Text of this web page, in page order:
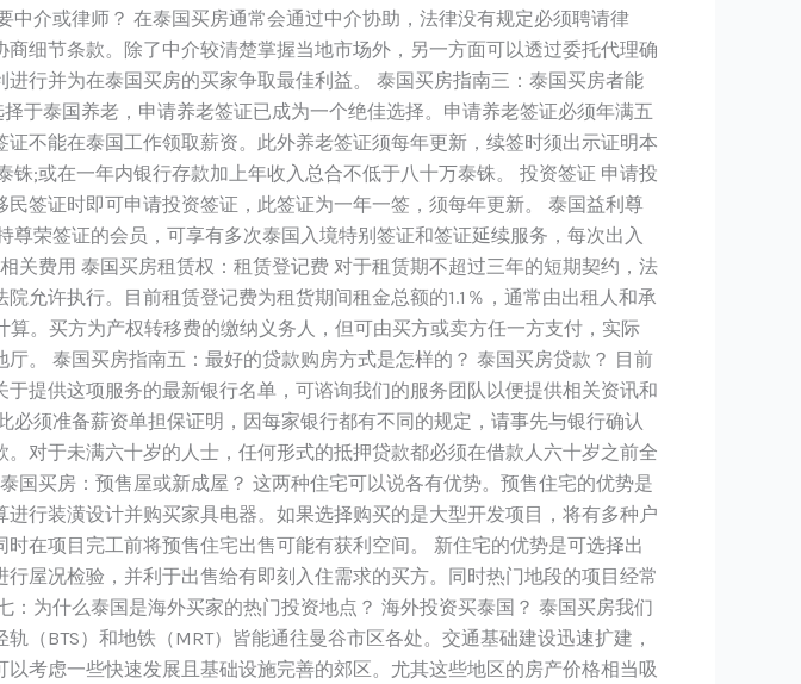
介或律师？ 在泰国买房通常会通过中介协助，法律没有规定必须聘请律
细节条款。除了中介较清楚掌握当地市场外，另一方面可以透过委托代理确
行并为在泰国买房的买家争取最佳利益。 泰国买房指南三：泰国买房者能
于泰国养老，申请养老签证已成为一个绝佳选择。申请养老签证必须年满五
不能在泰国工作领取薪资。此外养老签证须每年更新，续签时须出示证明本
;或在一年内银行存款加上年收入总合不低于八十万泰铢。 投资签证 申请投
签证时即可申请投资签证，此签证为一年一签，须每年更新。 泰国益利尊
荣签证的会员，可享有多次泰国入境特别签证和签证延续服务，每次出入
费用 泰国买房租赁权：租赁登记费 对于租赁期不超过三年的短期契约，法
允许执行。目前租赁登记费为租货期间租金总额的1.1％，通常由出租人和承
。买方为产权转移费的缴纳义务人，但可由买方或卖方任一方支付，实际
。 泰国买房指南五：最好的贷款购房方式是怎样的？ 泰国买房贷款？ 目前
提供这项服务的最新银行名单，可谘询我们的服务团队以便提供相关资讯和
须准备薪资单担保证明，因每家银行都有不同的规定，请事先与银行确认
对于未满六十岁的人士，任何形式的抵押贷款都必须在借款人六十岁之前全
买房：预售屋或新成屋？ 这两种住宅可以说各有优势。预售住宅的优势是
行装潢设计并购买家具电器。如果选择购买的是大型开发项目，将有多种户
在项目完工前将预售住宅出售可能有获利空间。 新住宅的优势是可选择出
屋况检验，并利于出售给有即刻入住需求的买方。同时热门地段的项目经常
为什么泰国是海外买家的热门投资地点？ 海外投资买泰国？ 泰国买房我们
（BTS）和地铁（MRT）皆能通往曼谷市区各处。交通基础建设迅速扩建，
考虑一些快速发展且基础设施完善的郊区。尤其这些地区的房产价格相当吸